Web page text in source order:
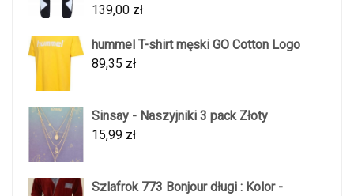
139,00 zł
hummel T-shirt męski GO Cotton Logo
89,35 zł
Sinsay - Naszyjniki 3 pack Złoty
15,99 zł
Szlafrok 773 Bonjour długi : Kolor -